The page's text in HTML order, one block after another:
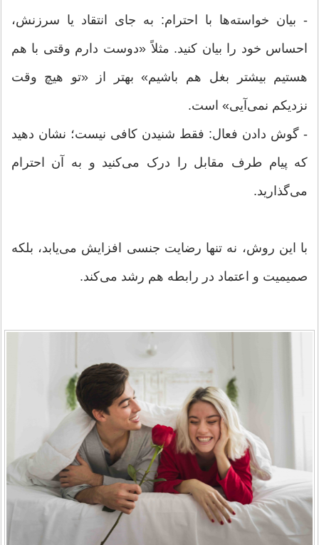
- بیان خواسته‌ها با احترام: به جای انتقاد یا سرزنش،
احساس خود را بیان کنید. مثلاً «دوست دارم وقتی با هم
هستیم بیشتر بغل هم باشیم» بهتر از «تو هیچ وقت
نزدیکم نمی‌آیی» است.
- گوش دادن فعال: فقط شنیدن کافی نیست؛ نشان دهید
که پیام طرف مقابل را درک می‌کنید و به آن احترام
می‌گذارید.
با این روش، نه تنها رضایت جنسی افزایش می‌یابد، بلکه
صمیمیت و اعتماد در رابطه هم رشد می‌کند.